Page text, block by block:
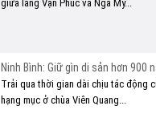
giữa làng Vạn Phúc và Nga My...
Ninh Bình: Giữ gìn di sản hơn 900
Trải qua thời gian dài chịu tác động
hạng mục ở chùa Viên Quang...